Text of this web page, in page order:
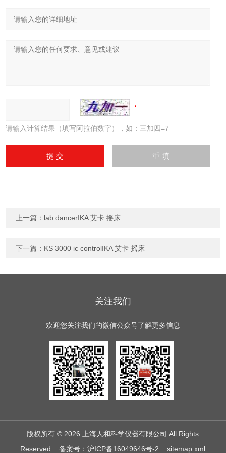
请输入计算结果（填写阿拉伯数字），如：三加四=7
上一篇： lab dancerIKA 艾卡 摇床
下一篇： KS 3000 ic controlIKA 艾卡 摇床
关注我们
欢迎您关注我们的微信公众号了解更多信息
版权所有 © 2026 上海人和科学仪器有限公司 All Rights
Reserved备案号：沪ICP备16049646号-2 sitemap.xml